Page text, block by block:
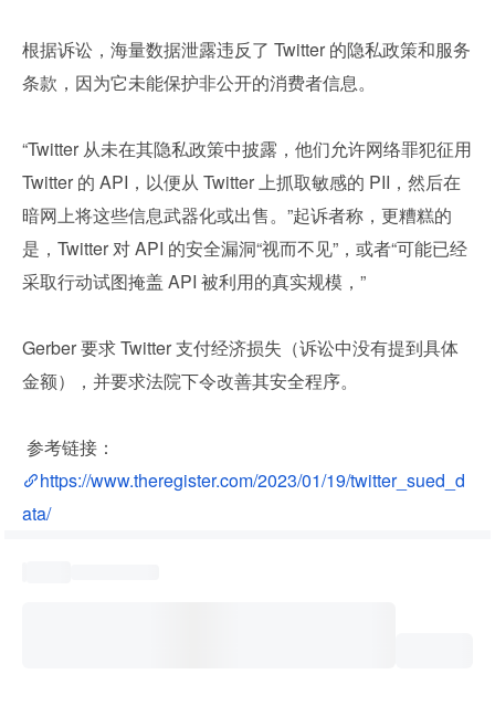
根据诉讼，海量数据泄露违反了 Twitter 的隐私政策和服务
条款，因为它未能保护非公开的消费者信息。
“Twitter 从未在其隐私政策中披露，他们允许网络罪犯征用
Twitter 的 API，以便从 Twitter 上抓取敏感的 PII，然后在
暗网上将这些信息武器化或出售。”起诉者称，更糟糕的
是，Twitter 对 API 的安全漏洞“视而不见”，或者“可能已经
采取行动试图掩盖 API 被利用的真实规模，”
Gerber 要求 Twitter 支付经济损失（诉讼中没有提到具体
金额），并要求法院下令改善其安全程序。
参考链接：
https://www.theregister.com/2023/01/19/twitter_sued_d
ata/